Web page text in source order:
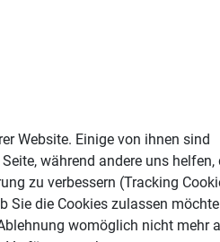
Website. Einige von ihnen sind
während andere uns helfen,
zu verbessern (Tracking
Sie die Cookies zulassen
womöglich nicht mehr